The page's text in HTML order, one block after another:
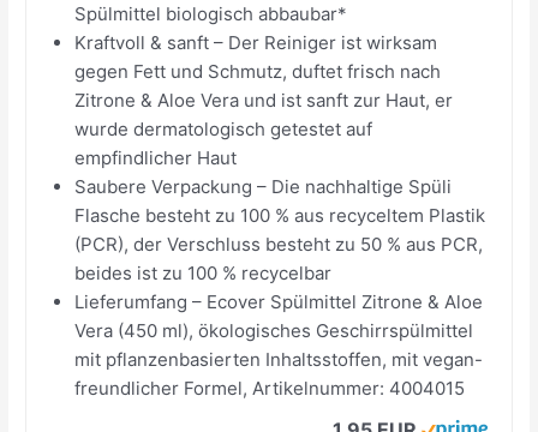
Spülmittel biologisch abbaubar*
Kraftvoll & sanft – Der Reiniger ist wirksam
gegen Fett und Schmutz, duftet frisch nach
Zitrone & Aloe Vera und ist sanft zur Haut, er
wurde dermatologisch getestet auf
empfindlicher Haut
Saubere Verpackung – Die nachhaltige Spüli
Flasche besteht zu 100 % aus recyceltem Plastik
(PCR), der Verschluss besteht zu 50 % aus PCR,
beides ist zu 100 % recycelbar
Lieferumfang – Ecover Spülmittel Zitrone & Aloe
Vera (450 ml), ökologisches Geschirrspülmittel
mit pflanzenbasierten Inhaltsstoffen, mit vegan-
freundlicher Formel, Artikelnummer: 4004015